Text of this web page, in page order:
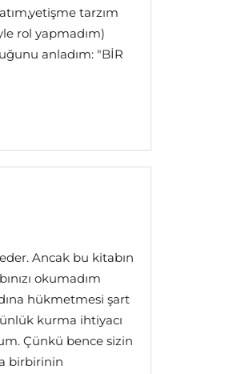
tarzım
rol yapmadım)
anladım: "BİR
Ancak bu kitabın
okumadım
hükmetmesi şart
kurma ihtiyacı
Çünkü bence sizin
birbirinin